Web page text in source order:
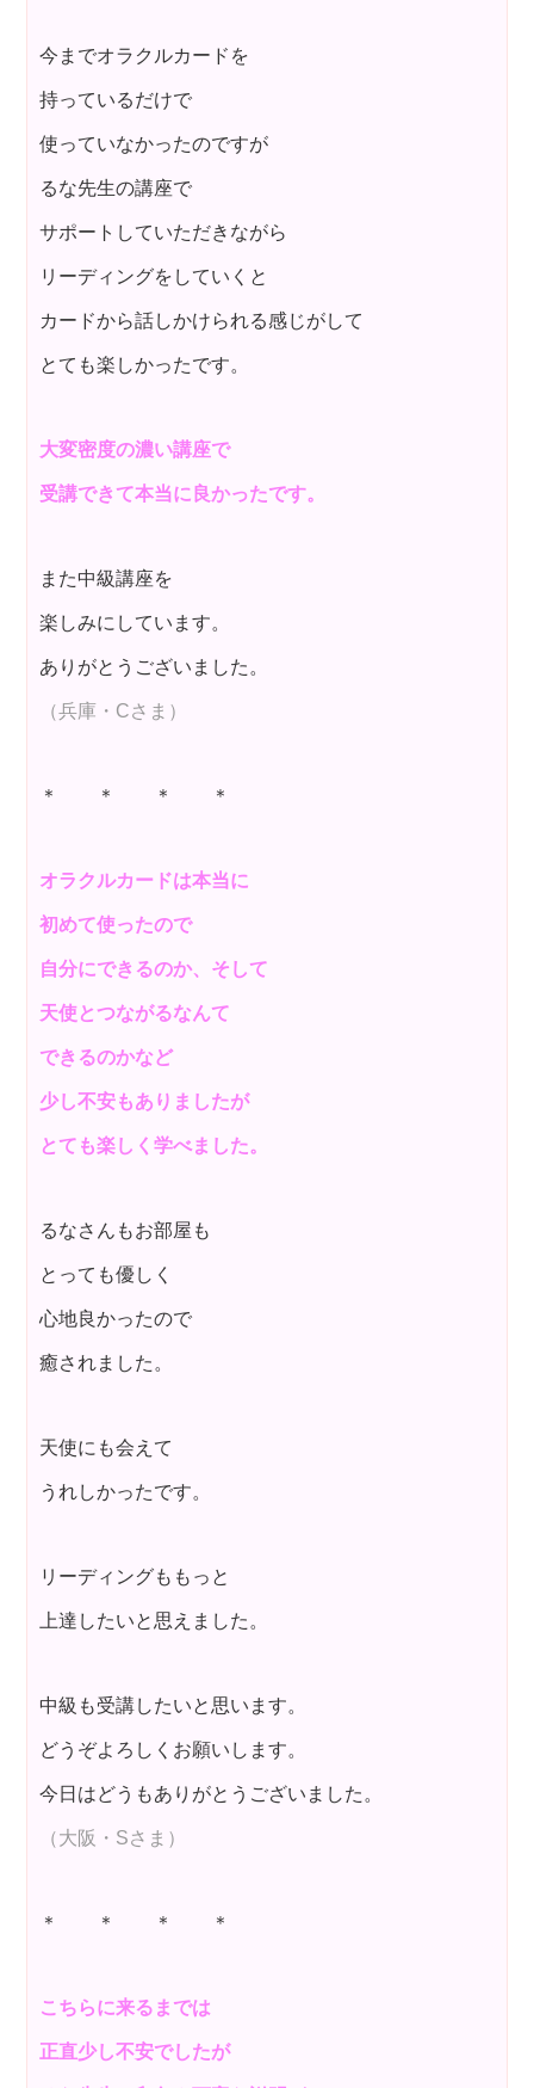
今までオラクルカードを
持っているだけで
使っていなかったのですが
るな先生の講座で
サポートしていただきながら
リーディングをしていくと
カードから話しかけられる感じがして
とても楽しかったです。
大変密度の濃い講座で
受講できて本当に良かったです。
また中級講座を
楽しみにしています。
ありがとうございました。
（兵庫・Cさま）
＊ ＊ ＊ ＊
オラクルカードは本当に
初めて使ったので
自分にできるのか、そして
天使とつながるなんて
できるのかなど
少し不安もありましたが
とても楽しく学べました。
るなさんもお部屋も
とっても優しく
心地良かったので
癒されました。
天使にも会えて
うれしかったです。
リーディングももっと
上達したいと思えました。
中級も受講したいと思います。
どうぞよろしくお願いします。
今日はどうもありがとうございました。
（大阪・Sさま）
＊ ＊ ＊ ＊
こちらに来るまでは
正直少し不安でしたが